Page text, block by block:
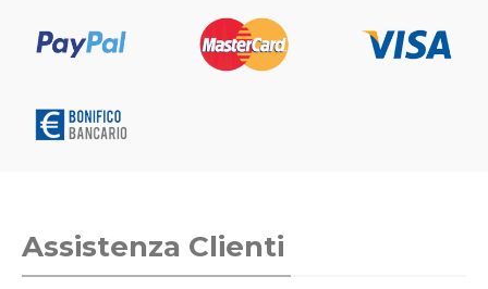
Assistenza Clienti